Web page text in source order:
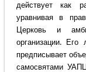
действует как
уравнивая в
Церковь и
организации.
предписывает
самосвятами